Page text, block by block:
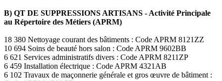
B) QT DE SUPPRESSIONS ARTISANS - Activité Principale
au Répertoire des Métiers (APRM)
18 380 Nettoyage courant des bâtiments : Code APRM 8121ZZ
10 694 Soins de beauté hors salon : Code APRM 9602BB
6 621 Services administratifs divers : Code APRM 8211ZP
6 459 Installation électrique : Code APRM 4321AB
6 102 Travaux de maçonnerie générale et gros œuvre de bâtiment :